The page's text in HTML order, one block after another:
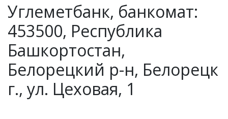
Углеметбанк, банкомат:
453500, Республика
Башкортостан,
Белорецкий р-н, Белорецк
г., ул. Цеховая, 1